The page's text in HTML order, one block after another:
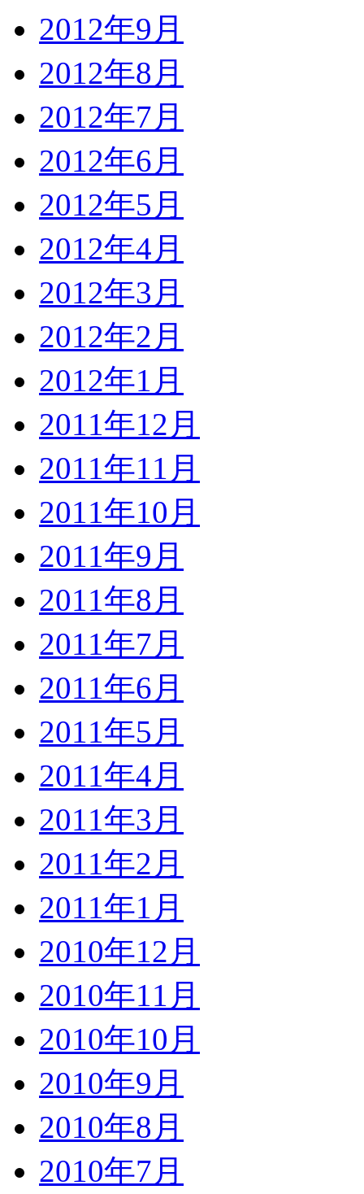
2012年9月
2012年8月
2012年7月
2012年6月
2012年5月
2012年4月
2012年3月
2012年2月
2012年1月
2011年12月
2011年11月
2011年10月
2011年9月
2011年8月
2011年7月
2011年6月
2011年5月
2011年4月
2011年3月
2011年2月
2011年1月
2010年12月
2010年11月
2010年10月
2010年9月
2010年8月
2010年7月